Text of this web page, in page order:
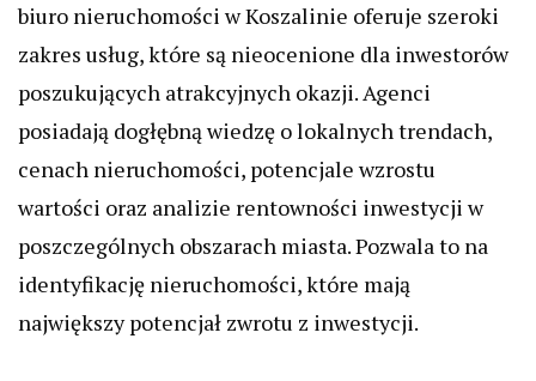
biuro nieruchomości w Koszalinie oferuje szeroki
zakres usług, które są nieocenione dla inwestorów
poszukujących atrakcyjnych okazji. Agenci
posiadają dogłębną wiedzę o lokalnych trendach,
cenach nieruchomości, potencjale wzrostu
wartości oraz analizie rentowności inwestycji w
poszczególnych obszarach miasta. Pozwala to na
identyfikację nieruchomości, które mają
największy potencjał zwrotu z inwestycji.